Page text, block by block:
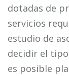
dotadas de
servicios
estudio de
decidir el
es posible